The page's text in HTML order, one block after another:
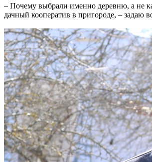
– Почему выбрали именно деревню, а не
дачный кооператив в пригороде, – задаю